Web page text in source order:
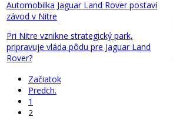
Automobilka Jaguar Land Rover postaví
závod v Nitre
Pri Nitre vznikne strategický park,
pripravuje vláda pôdu pre Jaguar Land
Rover?
Začiatok
Predch.
1
2